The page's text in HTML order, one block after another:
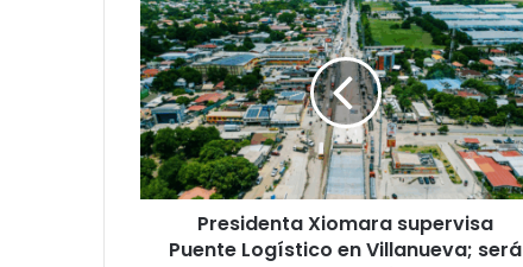
Xiomara
supervisa
Puente
Logístico
en
Villanueva;
será
entrega
septiembre
Presidenta Xiomara supervisa
Puente Logístico en Villanueva; será